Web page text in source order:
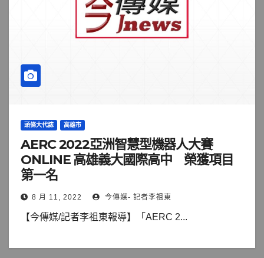
頭條大代誌 高雄市
AERC 2022亞洲智慧型機器人大賽
ONLINE 高雄義大國際高中 榮獲項目
第一名
8 月 11, 2022 今傳媒- 記者李祖東
【今傳媒/記者李祖東報導】「AERC 2...